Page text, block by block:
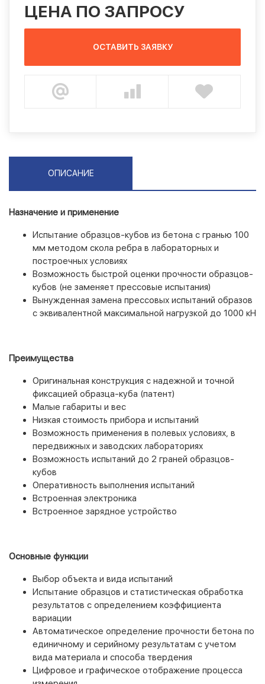
ЦЕНА ПО ЗАПРОСУ
ОСТАВИТЬ ЗАЯВКУ
ОПИСАНИЕ
Назначение и применение
Испытание образцов-кубов из бетона с гранью 100
мм методом скола ребра в лабораторных и
построечных условиях
Возможность быстрой оценки прочности образцов-
кубов (не заменяет прессовые испытания)
Вынужденная замена прессовых испытаний образов
с эквивалентной максимальной нагрузкой до 1000 кН
Преимущества
Оригинальная конструкция с надежной и точной
фиксацией образца-куба (патент)
Малые габариты и вес
Низкая стоимость прибора и испытаний
Возможность применения в полевых условиях, в
передвижных и заводских лабораториях
Возможность испытаний до 2 граней образцов-
кубов
Оперативность выполнения испытаний
Встроенная электроника
Встроенное зарядное устройство
Основные функции
Выбор объекта и вида испытаний
Испытание образцов и статистическая обработка
результатов с определением коэффициента
вариации
Автоматическое определение прочности бетона по
единичному и серийному результатам с учетом
вида материала и способа твердения
Цифровое и графическое отображение процесса